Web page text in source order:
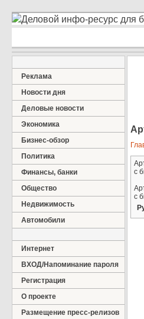
Деловой инфо-ресурс для
Реклама
Новости дня
Деловые новости
Экономика
Бизнес-обзор
Политика
Финансы, банки
Общество
Недвижимость
Автомобили
Интернет
ВХОД/Напоминание пароля
Регистрация
О проекте
Размещение пресс-релизов
с
с